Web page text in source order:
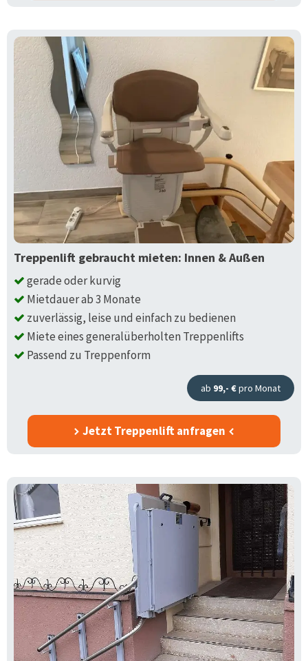
Treppenlift gebraucht mieten: Innen & Außen
gerade oder kurvig
Mietdauer ab 3 Monate
zuverlässig, leise und einfach zu bedienen
Miete eines generalüberholten Treppenlifts
Passend zu Treppenform
ab 99,- €pro Monat
Jetzt Treppenlift anfragen